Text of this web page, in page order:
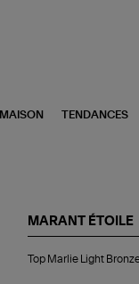
MAISON TENDANCES
MARANT ÉTOILE
Marlie
Top Marlie Light